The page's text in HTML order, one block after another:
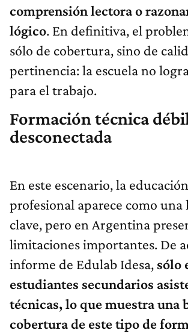
comprensión lectora o
lógico. En definitiva, el
sólo de cobertura, sino de
pertinencia: la escuela no
para el trabajo.
Formación técnica
desconectada
En este escenario, la
profesional aparece como
clave, pero en Argentina
limitaciones importantes. De
informe de Edulab Idesa, sólo
estudiantes secundarios
técnicas, lo que muestra una
cobertura de este tipo de